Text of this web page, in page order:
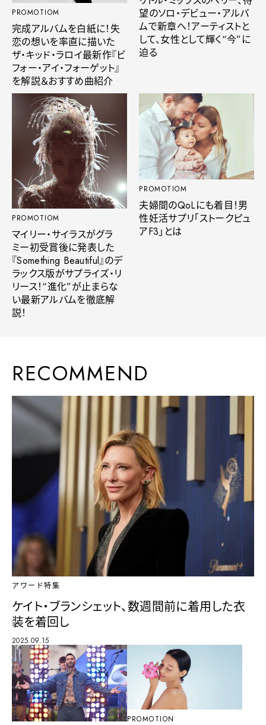
PROMOTIOM
完成アルバムを白紙に！失
恋の想いを率直に描いた
ザ・キッド・ラロイ最新作『ビ
フォー・アイ・フォーゲット』
を解説＆おすすめ曲紹介
望のソロ・デビュー・アルバ
ムで新章へ！アーティストと
して、女性として輝く“今”に
迫る
PROMOTIOM
マイリー・サイラスがグラ
ミー初受賞後に発表した
『Something Beautiful』のデ
ラックス版がサプライズ・リ
リース！“進化”が止まらな
い最新アルバムを徹底解
説！
PROMOTIOM
夫婦間のQoLにも着目！男
性妊活サプリ「ストークピュ
アF3」とは
RECOMMEND
アワード特集
ケイト・ブランシェット、数週間前に着用した衣
装を着回し
2025.09.15
PROMOTION